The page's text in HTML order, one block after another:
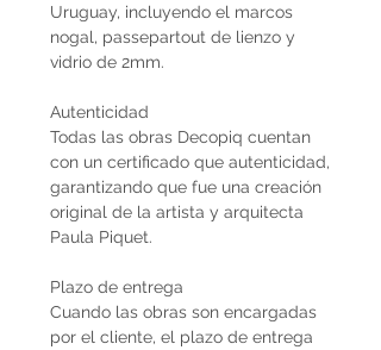
Uruguay, incluyendo el marcos
nogal, passepartout de lienzo y
vidrio de 2mm.
Autenticidad
Todas las obras Decopiq cuentan
con un certificado que autenticidad,
garantizando que fue una creación
original de la artista y arquitecta
Paula Piquet.
Plazo de entrega
Cuando las obras son encargadas
por el cliente, el plazo de entrega